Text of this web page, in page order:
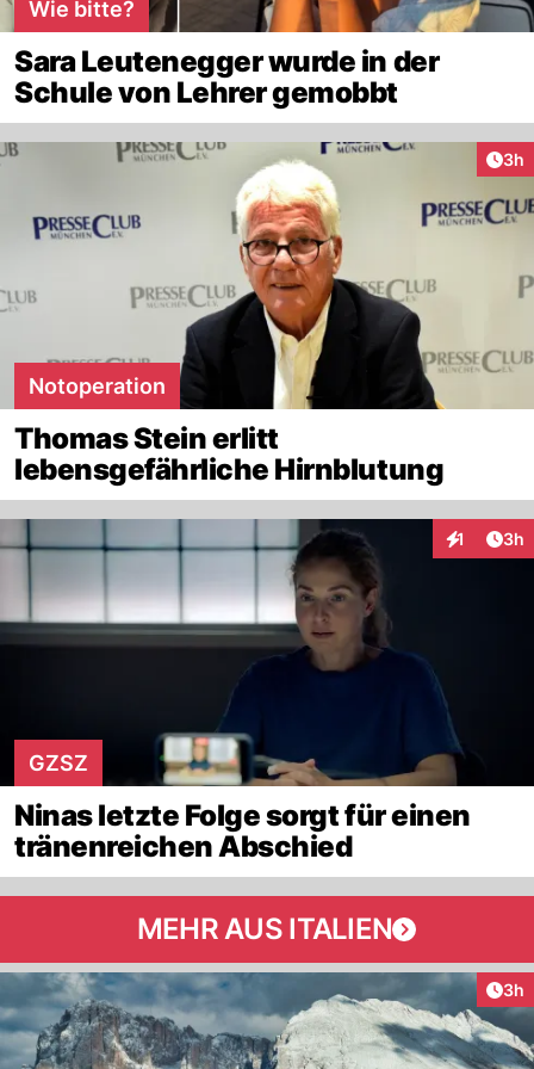
Wie bitte?
Sara Leutenegger wurde in der
Schule von Lehrer gemobbt
3h
Notoperation
Thomas Stein erlitt
lebensgefährliche Hirnblutung
1 3h
GZSZ
Ninas letzte Folge sorgt für einen
tränenreichen Abschied
MEHR AUS ITALIEN
3h